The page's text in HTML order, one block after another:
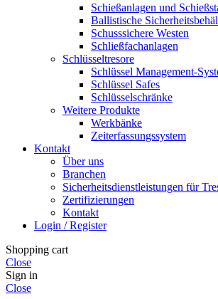
Schießanlagen und
Ballistische
Schusssichere Westen
Schließfachanlagen
Schlüsseltresore
Schlüssel Management-
Schlüssel Safes
Schlüsselschränke
Weitere Produkte
Werkbänke
Zeiterfassungssystem
Kontakt
Über uns
Branchen
Sicherheitsdienstleistungen für
Zertifizierungen
Kontakt
Login / Register
Shopping cart
Close
Sign in
Close